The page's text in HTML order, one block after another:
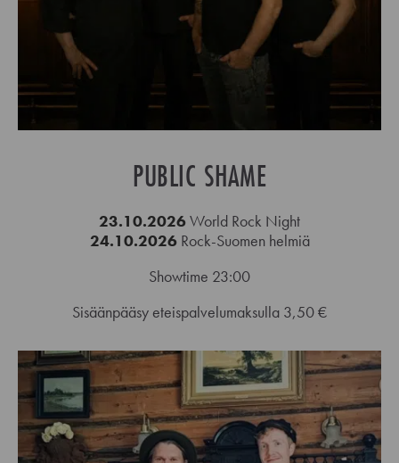
PUBLIC SHAME
23.10.2026World Rock Night
24.10.2026 Rock-Suomen helmiä
Showtime 23:00
Sisäänpääsy eteispalvelumaksulla 3,50 €